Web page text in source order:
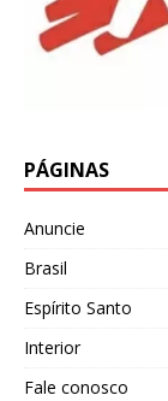
PÁGINAS
Anuncie
Brasil
Espírito Santo
Interior
Fale conosco